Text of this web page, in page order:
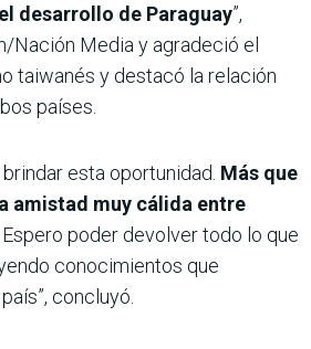
desarrollo de Paraguay”,
Nación Media y agradeció el
taiwanés y destacó la relación
países.
esta oportunidad. Más que
amistad muy cálida entre
. Espero poder devolver todo lo que
conocimientos que
concluyó.